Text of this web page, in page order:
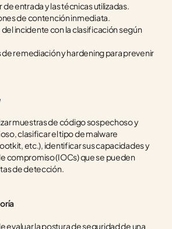
entrada y las técnicas utilizadas.
de contención inmediata.
incidente con la clasificación según
remediación y hardening para prevenir
muestras de código sospechoso y
clasificar el tipo de malware
etc.), identificar sus capacidades y
compromiso (IOCs) que se pueden
de detección.
la postura de seguridad de una